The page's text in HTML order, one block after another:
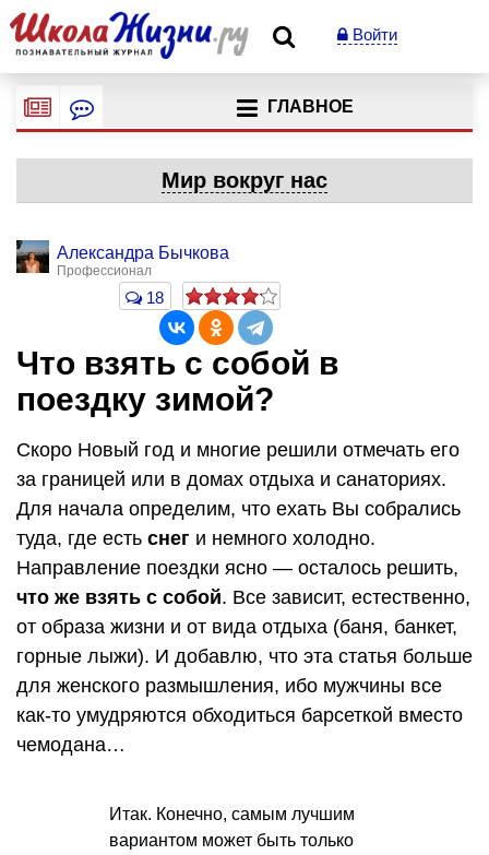
Войти
ГЛАВНОЕ
Мир вокруг нас
Александра Бычкова
Профессионал
18
Что взять с собой в
поездку зимой?
Скоро Новый год и многие решили отмечать его
за границей или в домах отдыха и санаториях.
Для начала определим, что ехать Вы собрались
туда, где есть снег и немного холодно.
Направление поездки ясно — осталось решить,
что же взять с собой. Все зависит, естественно,
от образа жизни и от вида отдыха (баня, банкет,
горные лыжи). И добавлю, что эта статья больше
для женского размышления, ибо мужчины все
как-то умудряются обходиться барсеткой вместо
чемодана…
Итак. Конечно, самым лучшим
вариантом может быть только